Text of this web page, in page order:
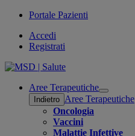
Portale Pazienti
Accedi
Registrati
Aree Terapeutiche
Open
submenu
Indietro Aree Terapeutiche
Oncologia
Vaccini
Malattie Infettive